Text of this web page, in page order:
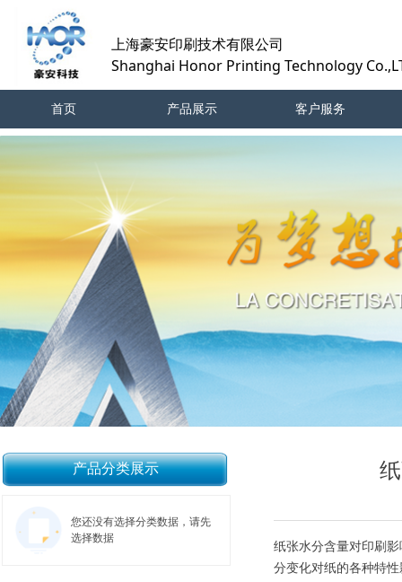
上海豪安印刷技术有限公司
Shanghai Honor Printing Technology
首页 产品展示 客户服务
产品分类展示
您还没有选择分类数据，请先
选择数据
纸张水分含量对印刷
分变化对纸的各种特